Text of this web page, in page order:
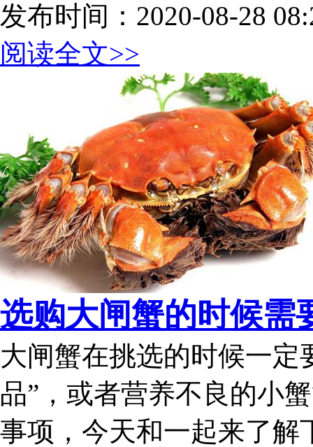
发布时间：2020-08-28
阅读全文>>
选购大闸蟹的时候需
大闸蟹在挑选的时候一定
品”，或者营养不良的小
事项，今天和一起来了解